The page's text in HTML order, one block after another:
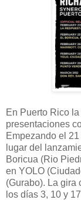
En Puerto Rico
presentaciones
Empezando el
lugar del
Boricua (Rio
en YOLO
(Gurabo). La gira
los días 3, 10 y